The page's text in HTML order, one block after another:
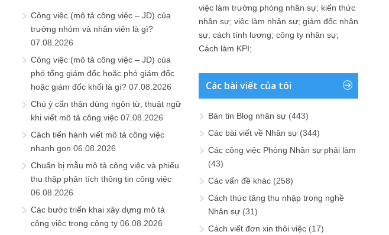
Công việc (mô tả công việc – JD) của
trưởng nhóm và nhân viên là gì?
07.08.2026
Công việc (mô tả công việc – JD) của
phó tổng giám đốc hoặc phó giám đốc
hoặc giám đốc khối là gì? 07.08.2026
Chú ý cẩn thận dùng ngôn từ, thuật ngữ
khi viết mô tả công việc 07.08.2026
Cách tiến hành viết mô tả công việc
nhanh gọn 06.08.2026
Chuẩn bị mẫu mô tả công việc và phiếu
thu thập phân tích thông tin công việc
06.08.2026
Các bước triển khai xây dựng mô tả
công việc trong công ty 06.08.2026
việc làm trưởng phòng nhân sự; kiến thức
nhân sự; việc làm nhân sự; giám đốc nhân
sự; cách tính lương; công ty nhân sự;
Cách làm KPI;
Các bài viết của tôi
Bản tin Blog nhân sự (443)
Các bài viết về Nhân sự (344)
Các công việc Phòng Nhân sự phải làm
(43)
Các vấn đề khác (258)
Cách thức tăng thu nhập trong nghề
Nhân sự (31)
Cách viết đơn xin thôi việc (17)